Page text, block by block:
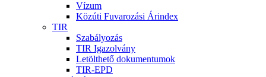
Vízum
Közúti Fuvarozási Árindex
TIR
Szabályozás
TIR Igazolvány
Letölthető dokumentumok
TIR-EPD